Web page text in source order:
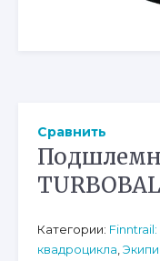
Сравнить
Категории:
квадроцикла